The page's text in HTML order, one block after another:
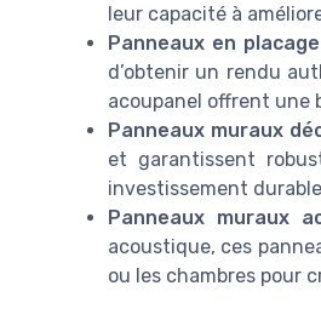
leur capacité à
Panneaux en
d’obtenir un rendu
acoupanel offrent une
Panneaux muraux
et garantissent
investissement
Panneaux muraux
acoustique, ces
ou les chambres pour